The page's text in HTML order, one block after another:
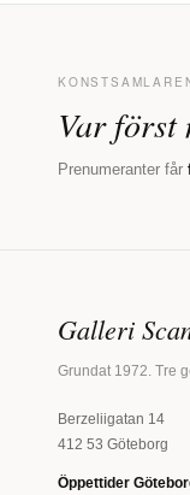
Var först
Prenumeranter får
Galleri
Grundat 1972. Tre
Berzeliigatan 14
412 53 Göteborg
Öppettider